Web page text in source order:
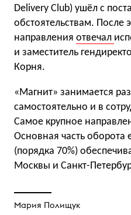
Delivery Club) ушёл с
обстоятельствам. После
направления отвечал
и заместитель
Корня.
«Магнит» занимается
самостоятельно и в
Самое крупное
Основная часть оборота
(порядка 70%)
Москвы и Санкт-
Мария Полищук